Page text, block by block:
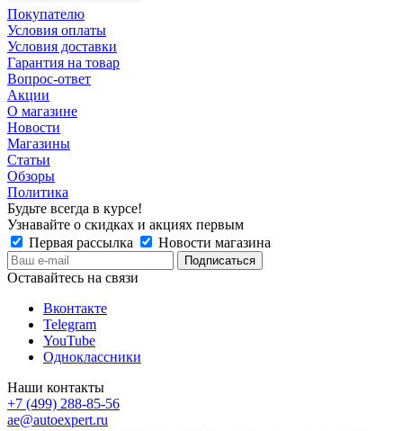
Покупателю
Условия оплаты
Условия доставки
Гарантия на товар
Вопрос-ответ
Акции
О магазине
Новости
Магазины
Статьи
Обзоры
Политика
Будьте всегда в курсе!
Узнавайте о скидках и акциях первым
Первая рассылка
Новости магазина
Оставайтесь на связи
Вконтакте
Telegram
YouTube
Одноклассники
Наши контакты
+7 (499) 288-85-56
ae@autoexpert.ru